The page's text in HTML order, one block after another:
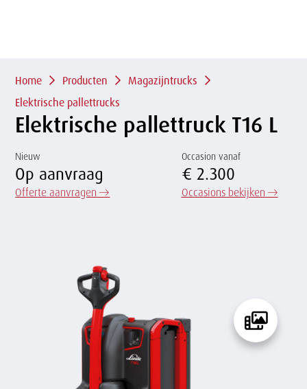
inhoud
Kruimelpad
Home Producten
Magazijntrucks
Elektrische pallettrucks
Elektrische pallettruck T16 L
Nieuw
Op aanvraag
Offerte aanvragen →
Occasion vanaf
€ 2.300
Occasions bekijken →